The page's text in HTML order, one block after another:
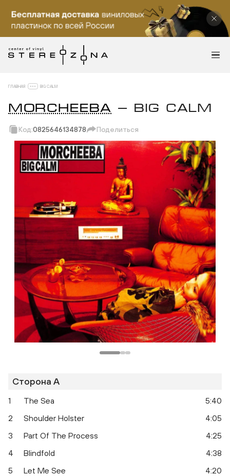
ГЛАВНАЯ BIG CALM
MORCHEEBA — BIG CALM
Код:0825646134878 Поделиться
Скопировать ссылку
Вотсап
Телеграм
Одноклассники
Сторона A
1 The Sea
5:40
2
Shoulder Holster
4:05
3
Part Of The Process
4:25
4
Blindfold
4:38
5
Let Me See 4:20